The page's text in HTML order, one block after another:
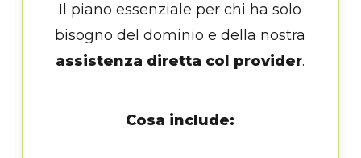
Il piano essenziale per chi ha solo
bisogno del dominio e della nostra
assistenza diretta col provider.
Cosa include: